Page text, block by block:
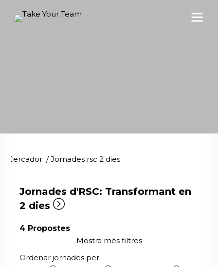
Cercador /Jornades rsc 2 dies
Jornades d'RSC: Transformant en
2 dies
4 Propostes
Mostra més filtres
Ordenar jornades per: